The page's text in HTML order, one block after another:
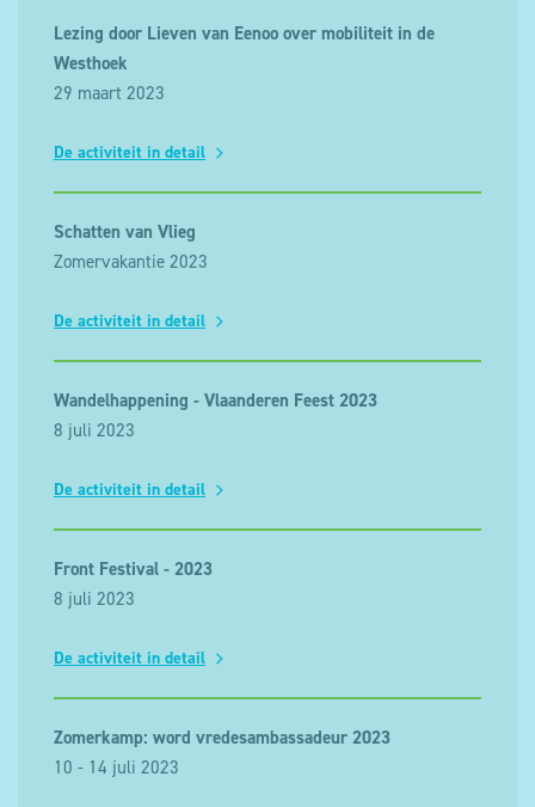
Lezing door Lieven van Eenoo over mobiliteit in de
Westhoek
29 maart 2023
De activiteit in detail
Schatten van Vlieg
Zomervakantie 2023
De activiteit in detail
Wandelhappening - Vlaanderen Feest 2023
8 juli 2023
De activiteit in detail
Front Festival - 2023
8 juli 2023
De activiteit in detail
Zomerkamp: word vredesambassadeur 2023
10 - 14 juli 2023